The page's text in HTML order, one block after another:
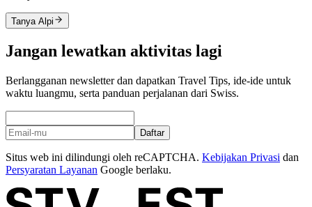
Tanya Alpi
Jangan lewatkan aktivitas lagi
Berlangganan newsletter dan dapatkan Travel Tips, ide-ide untuk
waktu luangmu, serta panduan perjalanan dari Swiss.
Daftar
Situs web ini dilindungi oleh reCAPTCHA. Kebijakan Privasi dan
Persyaratan Layanan Google berlaku.